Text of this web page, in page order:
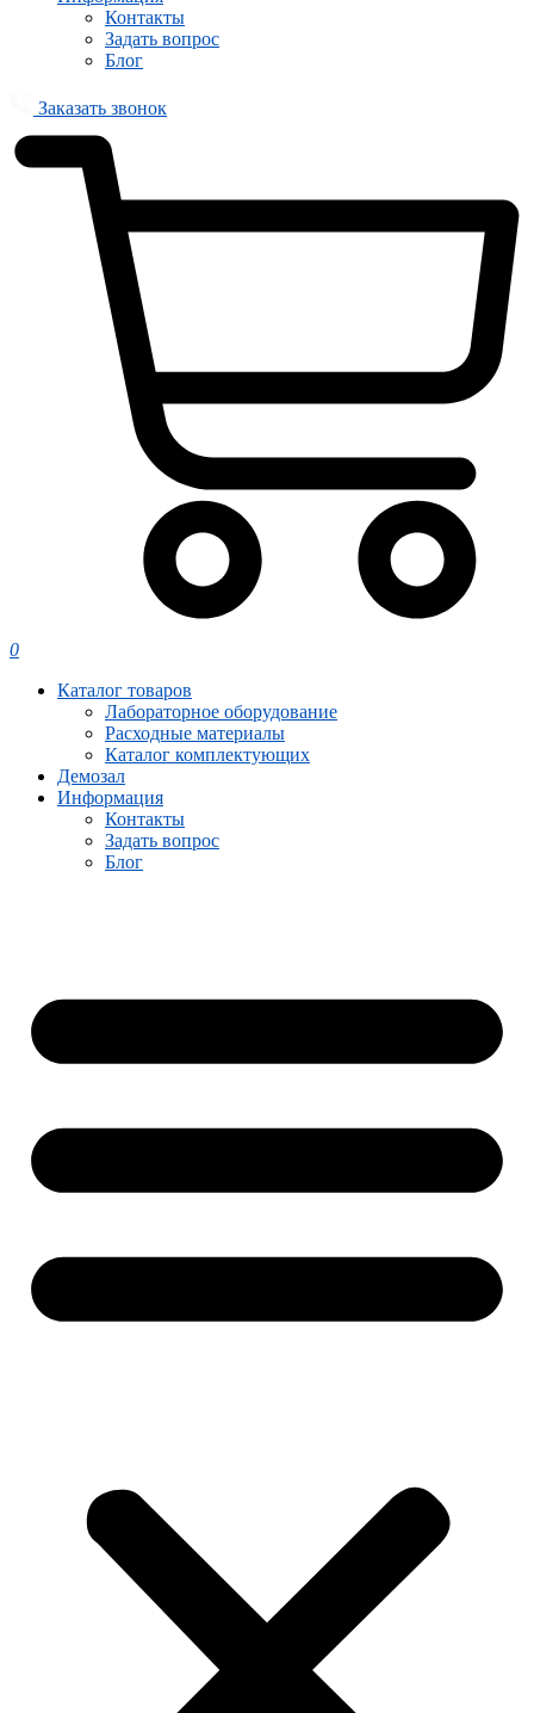
Контакты
Задать вопрос
Блог
Заказать звонок
0
Каталог товаров
Лабораторное оборудование
Расходные материалы
Каталог комплектующих
Демозал
Информация
Контакты
Задать вопрос
Блог